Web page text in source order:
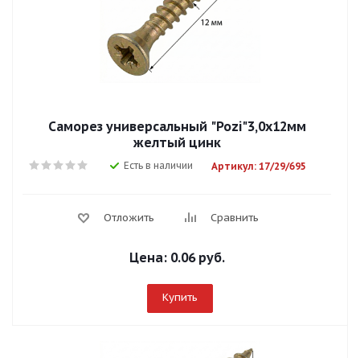
Саморез универсальный "Pozi"3,0х12мм
желтый цинк
Есть в наличии Артикул: 17/29/695
Отложить Сравнить
Цена: 0.06 руб.
Купить